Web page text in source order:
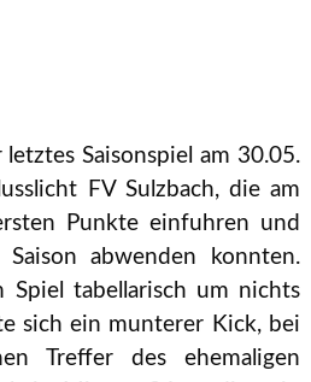
Saisonspiel am 30.05.
FV Sulzbach, die am
Punkte einfuhren und
abwenden konnten.
Spiel tabellarisch um nichts
sich ein munterer Kick, bei
Treffer des ehemaligen